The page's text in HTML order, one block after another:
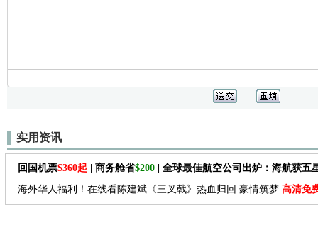
实用资讯
回国机票$360起 | 商务舱省$200 | 全球最佳航空公司出炉：海航获五
海外华人福利！在线看陈建斌《三叉戟》热血归回 豪情筑梦 高清免